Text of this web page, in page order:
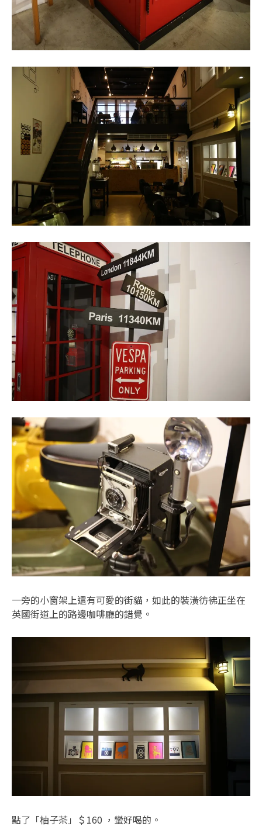
一旁的小窗架上還有可愛的街貓，如此的裝潢彷彿正坐在
英國街道上的路邊咖啡廳的錯覺。
點了「柚子茶」＄160 ，蠻好喝的。